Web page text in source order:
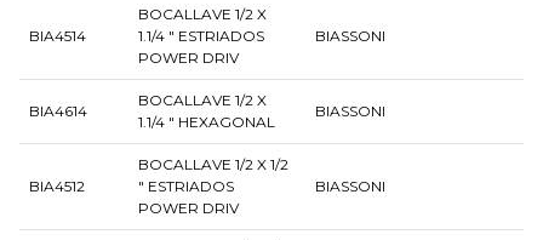
BIA4514
BOCALLAVE 1/2 X
1.1/4 " ESTRIADOS
POWER DRIV
BIASSONI
BIA4614
BOCALLAVE 1/2 X
1.1/4 " HEXAGONAL
BIASSONI
BIA4512
BOCALLAVE 1/2 X 1/2
" ESTRIADOS
POWER DRIV
BIASSONI